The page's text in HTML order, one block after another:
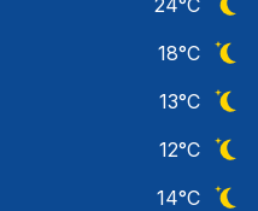
24°C
18°C
13°C
12°C
14°C